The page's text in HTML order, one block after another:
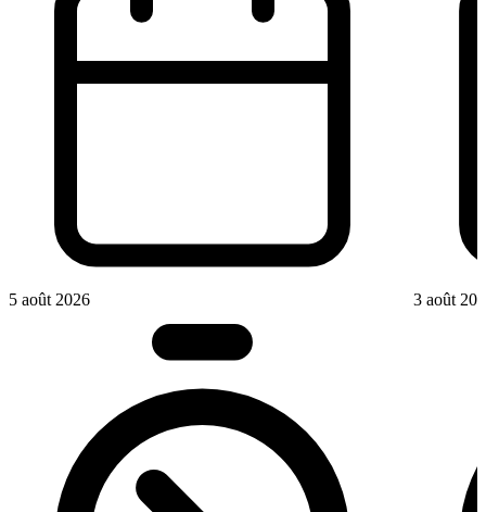
5 août 2026 3 août